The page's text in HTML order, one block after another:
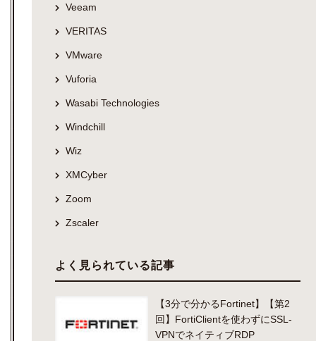
Veeam
VERITAS
VMware
Vuforia
Wasabi Technologies
Windchill
Wiz
XMCyber
Zoom
Zscaler
よく見られている記事
【3分で分かるFortinet】【第2
回】FortiClientを使わずにSSL-
VPNでネイティブRDP